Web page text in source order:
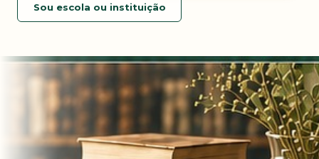
Sou escola ou instituição